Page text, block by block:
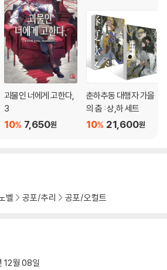
괴물인 너에게 고한다,
3
7,650원
10%
춘하추동 대행자 가을
의 춤 : 상,하 세트
21,600원
10%
벨 공포/추리 공포/오컬트
12월 08일